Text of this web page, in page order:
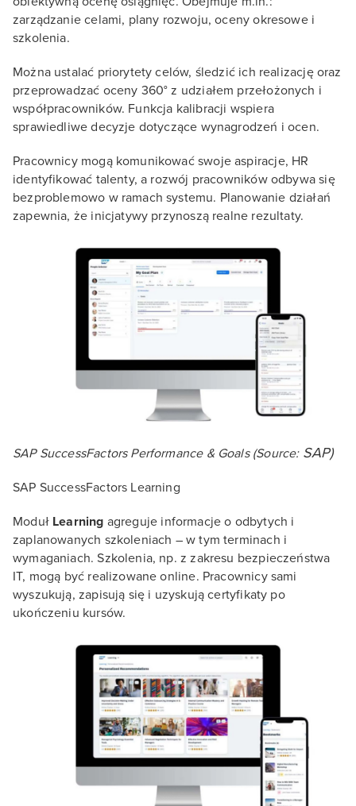
zarządzanie celami, plany rozwoju, oceny okresowe i
szkolenia.
Można ustalać priorytety celów, śledzić ich realizację oraz
przeprowadzać oceny 360° z udziałem przełożonych i
współpracowników. Funkcja kalibracji wspiera
sprawiedliwe decyzje dotyczące wynagrodzeń i ocen.
Pracownicy mogą komunikować swoje aspiracje, HR
identyfikować talenty, a rozwój pracowników odbywa się
bezproblemowo w ramach systemu. Planowanie działań
zapewnia, że inicjatywy przynoszą realne rezultaty.
SAP SuccessFactors Performance & Goals (Source: SAP)
SAP SuccessFactors Learning
Moduł Learning agreguje informacje o odbytych i
zaplanowanych szkoleniach – w tym terminach i
wymaganiach. Szkolenia, np. z zakresu bezpieczeństwa
IT, mogą być realizowane online. Pracownicy sami
wyszukują, zapisują się i uzyskują certyfikaty po
ukończeniu kursów.